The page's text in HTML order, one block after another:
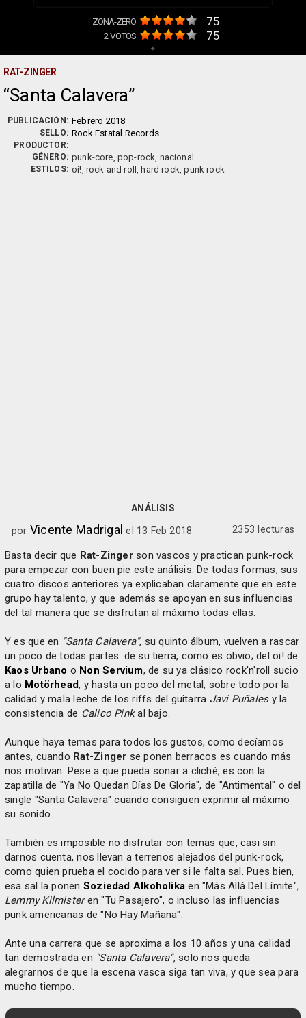
ZONA-ZERO 75
2VOTOS 75
+
RAT-ZINGER
Santa Calavera
PUBLICACIÓN: Febrero 2018
SELLO: Rock Estatal Records
PRODUCTOR:
GÉNERO: punk-core, pop-rock, nacional
ESTILOS: oi!, rock and roll, hard rock, punk rock
ANÁLISIS
por Vicente Madrigal el 13 Feb 2018 2353 lecturas
Basta decir que Rat-Zingerson vascos y practican punk-rock
para empezar con buen pie este análisis. De todas formas, sus
cuatro discos anteriores ya explicaban claramente que en este
grupo hay talento, y que además se apoyan en sus influencias
del tal manera que se disfrutan al máximo todas ellas.
Y es que en "Santa Calavera", su quinto álbum, vuelven a rascar
un poco de todas partes: de su tierra, como es obvio; del oi! de
Kaos Urbano o Non Servium, de su ya clásico rock'n'roll sucio
a lo Motörhead, y hasta un poco del metal, sobre todo por la
calidad y mala leche de los riffs del guitarra Javi Puñalesy la
consistencia de Calico Pinkal bajo.
Aunque haya temas para todos los gustos, como decíamos
antes, cuando Rat-Zinger se ponen berracos es cuando más
nos motivan. Pese a que pueda sonar a cliché, es con la
zapatilla de "Ya No Quedan Días De Gloria", de "Antimental" o del
single "Santa Calavera" cuando consiguen exprimir al máximo
su sonido.
También es imposible no disfrutar con temas que, casi sin
darnos cuenta, nos llevan a terrenos alejados del punk-rock,
como quien prueba el cocido para ver si le falta sal. Pues bien,
esa sal la ponen Soziedad Alkoholika en "Más Allá Del Límite",
Lemmy Kilmisteren "Tu Pasajero", o incluso las influencias
punk americanas de "No Hay Mañana".
Ante una carrera que se aproxima a los 10 años y una calidad
tan demostrada en "Santa Calavera", solo nos queda
alegrarnos de que la escena vasca siga tan viva, y que sea para
mucho tiempo.